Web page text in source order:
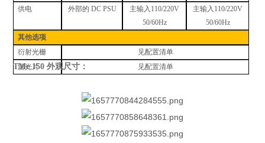
供电
外部的 DC PSU 主输入 110/220V
50/60Hz
主输入 110/220V
50/60Hz
其他选项
衍射光栅
见配置清单
滤光片
见配置清单
TMc 150 外观尺寸：